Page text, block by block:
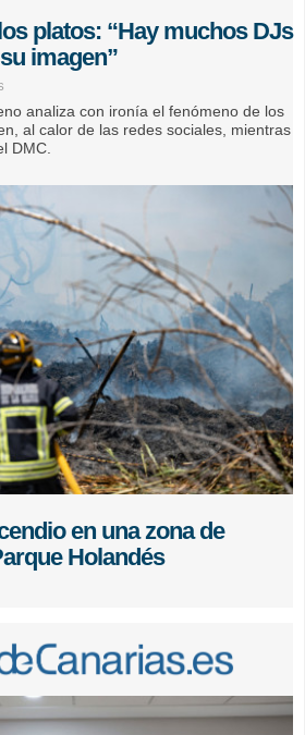
platos: “Hay muchos DJs
imagen”
analiza con ironía el fenómeno de los
al calor de las redes sociales, mientras
DMC.
en una zona de
Holandés